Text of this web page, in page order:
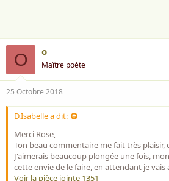
O o
Maître poète
25 Octobre 2018
D.Isabelle a dit:
Merci Rose,
Ton beau commentaire me fait très plaisir,
J'aimerais beaucoup plongée une fois,
cette envie de le faire, en attendant je
Voir la pièce jointe 1351